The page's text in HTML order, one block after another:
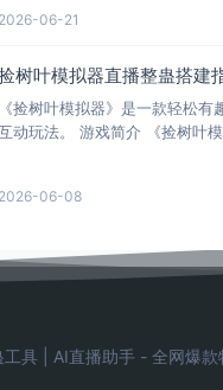
2026-06-21
树叶模拟器直播整蛊搭建
《捡树叶模拟器》是一款轻松
动玩法。 游戏简介 《捡树叶
2026-06-08
具 | AI直播助手 - 全网爆款